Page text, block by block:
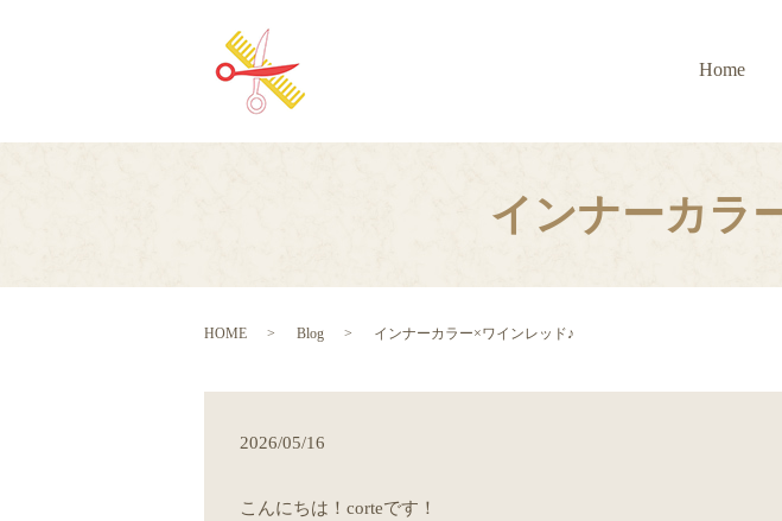
Home
インナーカラ
HOME Blog インナーカラー×ワインレッド♪
2026/05/16
こんにちは！corteです！